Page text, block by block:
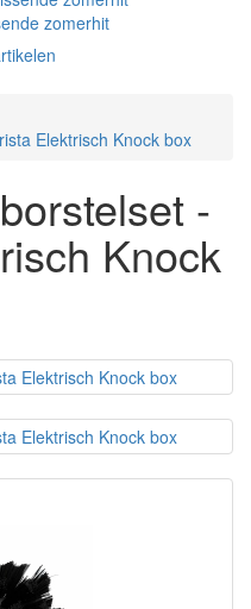
zomerhit
Elektrisch Knock box
-
Knock